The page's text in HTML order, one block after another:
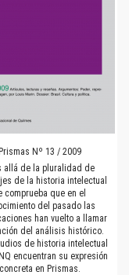
Nº 13 / 2009
allá de la pluralidad de
de la historia intelectual
comprueba que en el
del pasado las
han vuelto a llamar
del análisis histórico.
de historia intelectual
encuentran su expresión
concreta en Prismas.